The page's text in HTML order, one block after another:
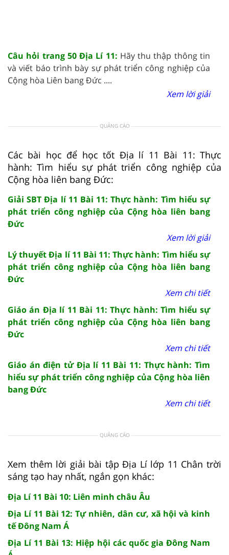
Câu hỏi trang 50 Địa Lí 11: Hãy thu thập thông tin
và viết báo trình bày sự phát triển công nghiệp của
Cộng hòa Liên bang Đức ....
Xem lời giải
QUẢNG CÁO
Các bài học để học tốt Địa lí 11 Bài 11: Thực
hành: Tìm hiểu sự phát triển công nghiệp của
Cộng hòa liên bang Đức:
Giải SBT Địa lí 11 Bài 11: Thực hành: Tìm hiểu sự
phát triển công nghiệp của Cộng hòa liên bang
Đức
Xem lời giải
Lý thuyết Địa lí 11 Bài 11: Thực hành: Tìm hiểu sự
phát triển công nghiệp của Cộng hòa liên bang
Đức
Xem chi tiết
Giáo án Địa lí 11 Bài 11: Thực hành: Tìm hiểu sự
phát triển công nghiệp của Cộng hòa liên bang
Đức
Xem chi tiết
Giáo án điện tử Địa lí 11 Bài 11: Thực hành: Tìm
hiểu sự phát triển công nghiệp của Cộng hòa liên
bang Đức
Xem chi tiết
QUẢNG CÁO
Xem thêm lời giải bài tập Địa Lí lớp 11 Chân trời
sáng tạo hay nhất, ngắn gọn khác:
Địa Lí 11 Bài 10: Liên minh châu Âu
Địa Lí 11 Bài 12: Tự nhiên, dân cư, xã hội và kinh
tế Đông Nam Á
Địa Lí 11 Bài 13: Hiệp hội các quốc gia Đông Nam